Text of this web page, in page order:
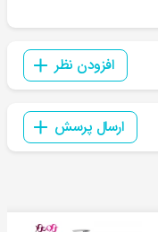
افزودن نظر
ارسال پرسش